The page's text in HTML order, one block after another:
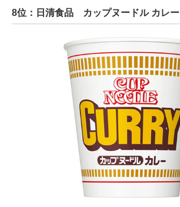
8位：日清食品 カップヌードル カレー